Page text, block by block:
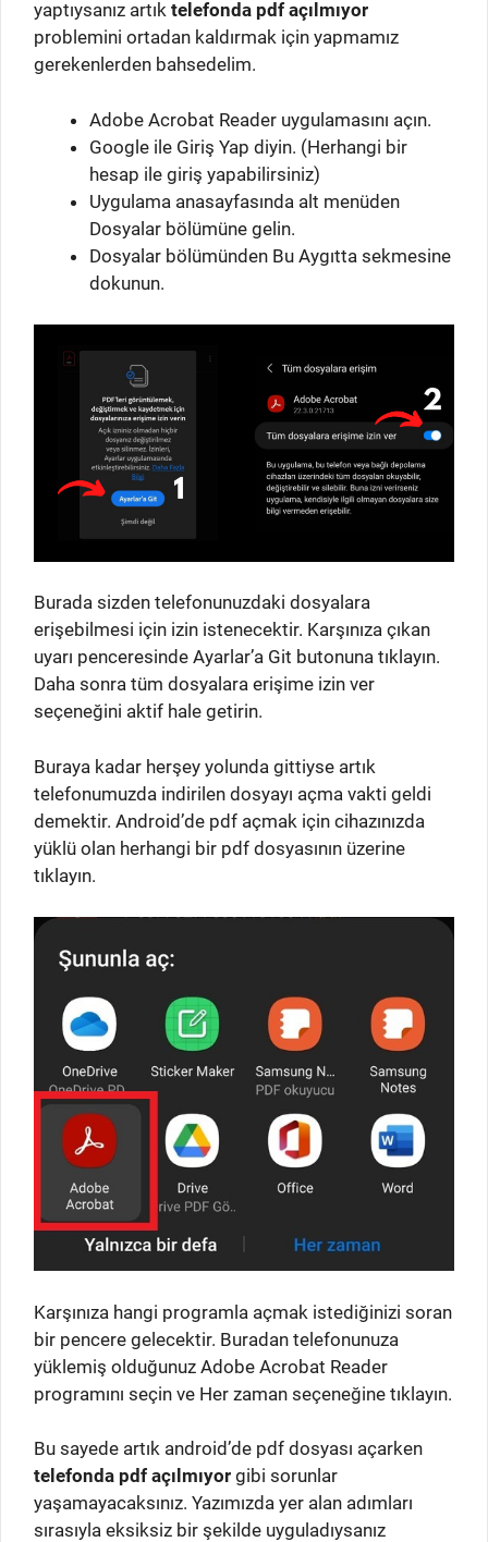
yaptıysanız artık telefonda pdf açılmıyor
problemini ortadan kaldırmak için yapmamız
gerekenlerden bahsedelim.
Adobe Acrobat Reader uygulamasını açın.
Google ile Giriş Yap diyin. (Herhangi bir
hesap ile giriş yapabilirsiniz)
Uygulama anasayfasında alt menüden
Dosyalar bölümüne gelin.
Dosyalar bölümünden Bu Aygıtta sekmesine
dokunun.
Burada sizden telefonunuzdaki dosyalara
erişebilmesi için izin istenecektir. Karşınıza çıkan
uyarı penceresinde Ayarlar’a Git butonuna tıklayın.
Daha sonra tüm dosyalara erişime izin ver
seçeneğini aktif hale getirin.
Buraya kadar herşey yolunda gittiyse artık
telefonumuzda indirilen dosyayı açma vakti geldi
demektir. Android’de pdf açmak için cihazınızda
yüklü olan herhangi bir pdf dosyasının üzerine
tıklayın.
Karşınıza hangi programla açmak istediğinizi soran
bir pencere gelecektir. Buradan telefonunuza
yüklemiş olduğunuz Adobe Acrobat Reader
programını seçin ve Her zaman seçeneğine tıklayın.
Bu sayede artık android’de pdf dosyası açarken
telefonda pdf açılmıyor gibi sorunlar
yaşamayacaksınız. Yazımızda yer alan adımları
sırasıyla eksiksiz bir şekilde uyguladıysanız